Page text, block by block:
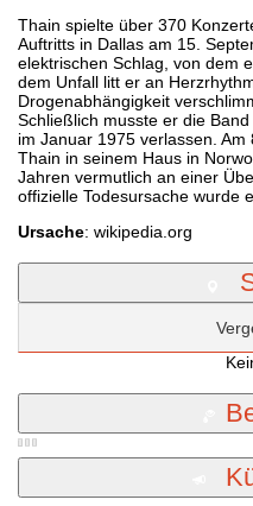
Thain spielte über 370
Auftritts in Dallas am 15.
elektrischen Schlag, von dem
dem Unfall litt er an
Drogenabhängigkeit
Schließlich musste er die
im Januar 1975 verlassen.
Thain in seinem Haus in
Jahren vermutlich an einer
offizielle Todesursache wurde
Ursache: wikipedia.org